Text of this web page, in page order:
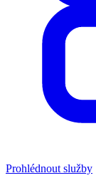
Prohlédnout služby